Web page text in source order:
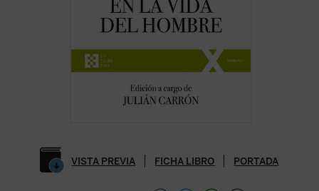
VISTA PREVIA FICHA LIBRO PORTADA